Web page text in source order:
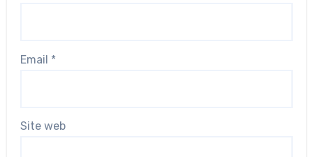
Email *
Site web